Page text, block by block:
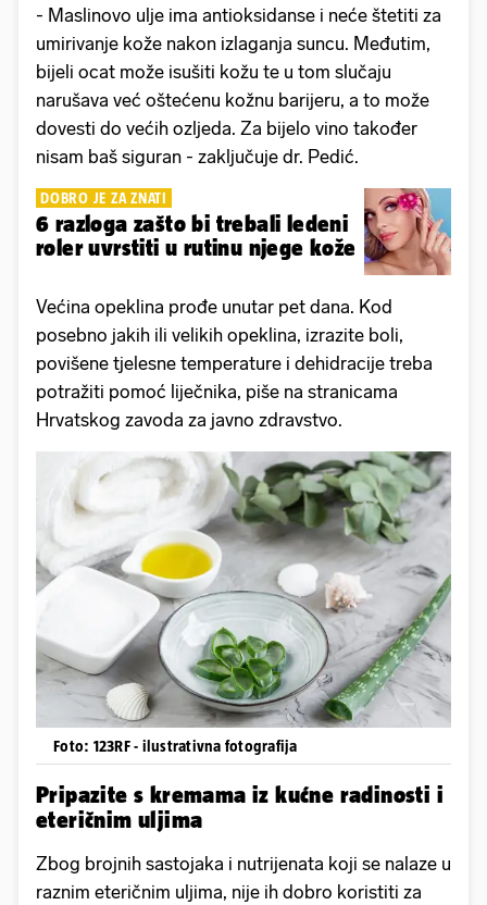
- Maslinovo ulje ima antioksidanse i neće štetiti za
umirivanje kože nakon izlaganja suncu. Međutim,
bijeli ocat može isušiti kožu te u tom slučaju
narušava već oštećenu kožnu barijeru, a to može
dovesti do većih ozljeda. Za bijelo vino također
nisam baš siguran - zaključuje dr. Pedić.
DOBRO JE ZA ZNATI
6 razloga zašto bi trebali ledeni
roler uvrstiti u rutinu njege kože
Većina opeklina prođe unutar pet dana. Kod
posebno jakih ili velikih opeklina, izrazite boli,
povišene tjelesne temperature i dehidracije treba
potražiti pomoć liječnika, piše na stranicama
Hrvatskog zavoda za javno zdravstvo.
Foto: 123RF - ilustrativna fotografija
Pripazite s kremama iz kućne radinosti i
eteričnim uljima
Zbog brojnih sastojaka i nutrijenata koji se nalaze u
raznim eteričnim uljima, nije ih dobro koristiti za